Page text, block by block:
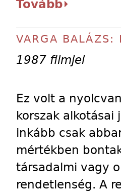
Tovább
VARGA BALÁZS:
1987 filmjei
Ez volt a
korszak
inkább csak
mértékben
társadalmi vagy
rendetlenség. A